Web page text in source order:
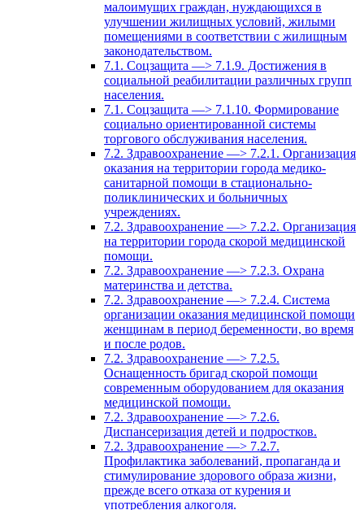
малоимущих граждан, нуждающихся в
улучшении жилищных условий, жилыми
помещениями в соответствии с жилищным
законодательством.
7.1. Соцзащита —> 7.1.9. Достижения в
социальной реабилитации различных групп
населения.
7.1. Соцзащита —> 7.1.10. Формирование
социально ориентированной системы
торгового обслуживания населения.
7.2. Здравоохранение —> 7.2.1. Организация
оказания на территории города медико-
санитарной помощи в стационально-
поликлинических и больничных
учреждениях.
7.2. Здравоохранение —> 7.2.2. Организация
на территории города скорой медицинской
помощи.
7.2. Здравоохранение —> 7.2.3. Охрана
материнства и детства.
7.2. Здравоохранение —> 7.2.4. Система
организации оказания медицинской помощи
женщинам в период беременности, во время
и после родов.
7.2. Здравоохранение —> 7.2.5.
Оснащенность бригад скорой помощи
современным оборудованием для оказания
медицинской помощи.
7.2. Здравоохранение —> 7.2.6.
Диспансеризация детей и подростков.
7.2. Здравоохранение —> 7.2.7.
Профилактика заболеваний, пропаганда и
стимулирование здорового образа жизни,
прежде всего отказа от курения и
употребления алкоголя.